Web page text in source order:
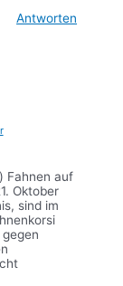
Antworten
Fahnen auf
Oktober
sind im